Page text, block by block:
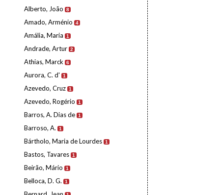
Alberto, João 8
Amado, Arménio 4
Amália, Maria 1
Andrade, Artur 2
Athias, Marck 6
Aurora, C. d' 1
Azevedo, Cruz 1
Azevedo, Rogério 1
Barros, A. Dias de 1
Barroso, A. 1
Bártholo, Maria de Lourdes 1
Bastos, Tavares 1
Beirão, Mário 1
Belloca, D. G. 1